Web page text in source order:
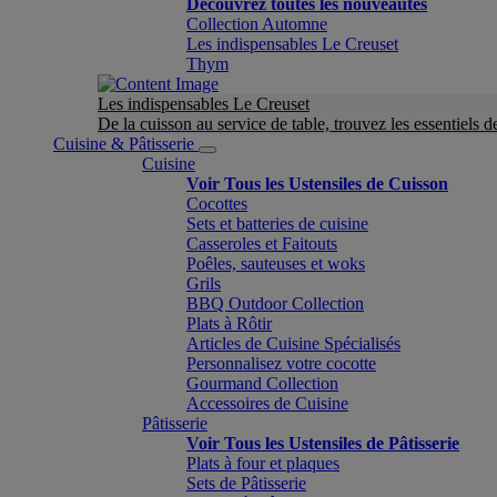
Découvrez toutes les nouveautés
Collection Automne
Les indispensables Le Creuset
Thym
Les indispensables Le Creuset
De la cuisson au service de table, trouvez les essentiels
Cuisine & Pâtisserie
Cuisine
Voir Tous les Ustensiles de Cuisson
Cocottes
Sets et batteries de cuisine
Casseroles et Faitouts
Poêles, sauteuses et woks
Grils
BBQ Outdoor Collection
Plats à Rôtir
Articles de Cuisine Spécialisés
Personnalisez votre cocotte
Gourmand Collection
Accessoires de Cuisine
Pâtisserie
Voir Tous les Ustensiles de Pâtisserie
Plats à four et plaques
Sets de Pâtisserie